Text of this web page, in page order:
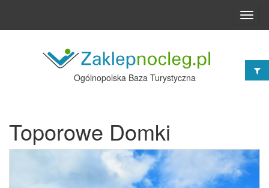
Ogólnopolska Baza Turystyczna
Toporowe Domki